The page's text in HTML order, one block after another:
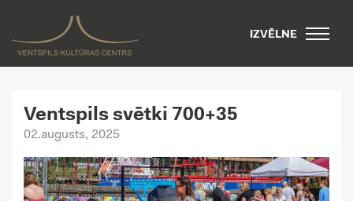
IZVĒLNE
Ventspils svētki 700+35
02.augusts, 2025